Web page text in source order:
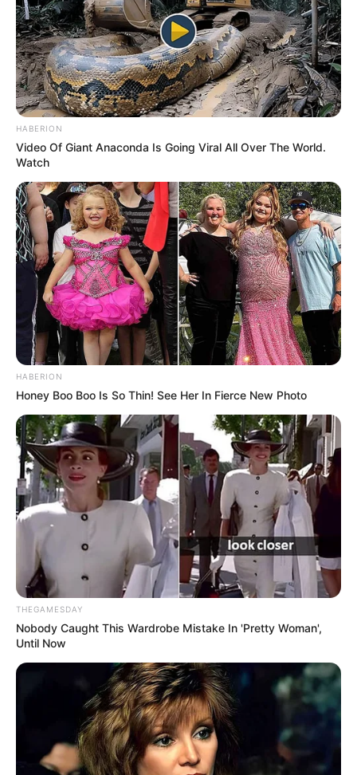
Der 9 Jahre andauernde Bau derElbphilharmonie
hatte für viel Aufregung gesorgt. Doch im Vergleich
zumHamburger Rathausging es zügig voran, denn
die Bauzeit dauerte hier 43 Jahre. Den Rekord hält
hingegen derKölner Dom. Vom Baubeginn bis zur
Fertigstellung wurden 632 Jahre benötigt.
Rock-, Pop- und Jazzveranstaltungen in
Deutschland:
07.08.2026 19:00 Uhr: Les Connaisseurs -
Saxophonzert in der Kirche Ranzin imVeranstaltung
splan für Züssow
08.08.2026 00:00 Uhr: Frequenzen-Festival imVera
nstaltungsplan für Meldorf
08.08.2026 17:00 Uhr: Les Connaisseurs -
Saxophonzert am Hafen Lassan imVeranstaltungsp
lan für Lassan
18.08.2026 19:30 Uhr: Mit 3 Orgeln und 2
Saxophonen um die Welt - Konzert in der Dorfkirche
Göhren im Veranstaltungsplan für Göhren
18.08.2026 19:30 Uhr: Mit 3 Orgeln und 2
Saxophonen um die Welt - Konzert in der Kirche
Göhren imVeranstaltungsplan für Göhren
19.08.2026 19:30 Uhr: Mit 3 Orgeln und 2
Saxophonen um die Welt - Konzert in der St.-
Katharinen-Kirche im Veranstaltungsplan für Middel
hagen
21.08.2026 19:00 Uhr: 27. Rock im Park Leuben im
Veranstaltungsplan für Nossen
22.08.2026 00:00 Uhr: TaunusROCK 2026 im
staltungsplan für Taunusstein
25.08.2026 20:00 Uhr: Mit 3 Orgeln und 2
Saxophonen um die Welt - Konzert in der
Fischländer Kirche imVeranstaltungsplan für Wustr
ow
29.08.2026 19:30 Uhr: POWER STATE live im
HABERION
Video Of Giant Anaconda Is Going Viral All Over The World.
Watch
HABERION
Honey Boo Boo Is So Thin! See Her In Fierce New Photo
THEGAMESDAY
Nobody Caught This Wardrobe Mistake In 'Pretty Woman',
Until Now